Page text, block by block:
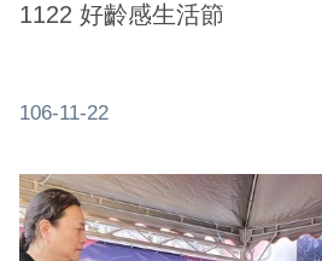
1122 好齡感生活節
106-11-22